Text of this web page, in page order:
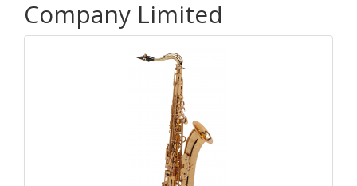
Company Limited